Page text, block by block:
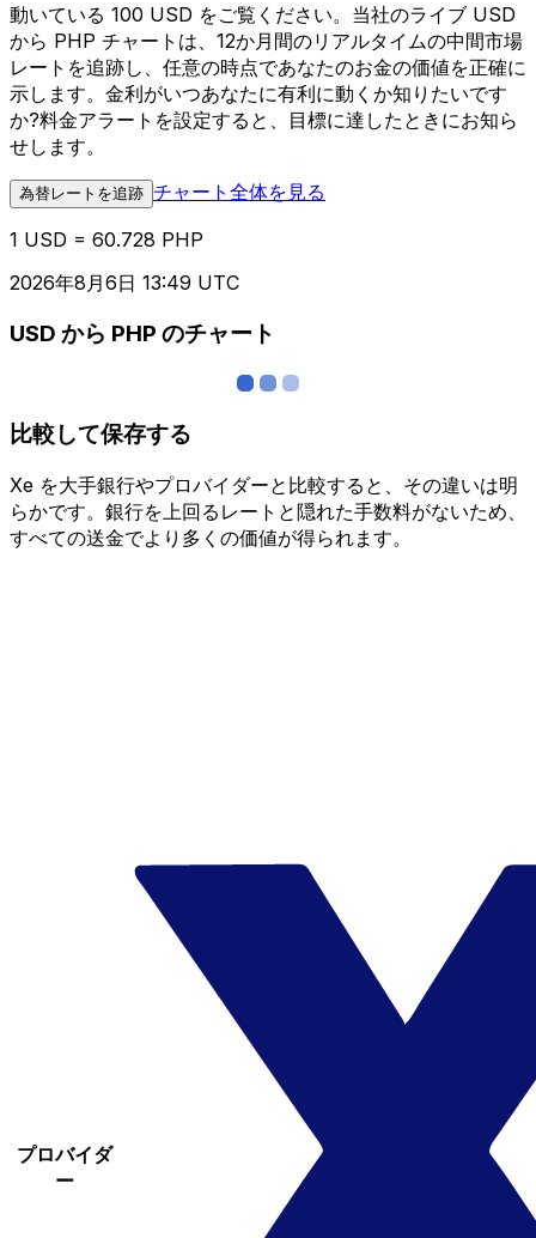
動いている 100 USD をご覧ください。当社のライブ USD
から PHP チャートは、12か月間のリアルタイムの中間市場
レートを追跡し、任意の時点であなたのお金の価値を正確に
示します。金利がいつあなたに有利に動くか知りたいです
か?料金アラートを設定すると、目標に達したときにお知ら
せします。
為替レートを追跡 チャート全体を見る
1 USD = 60.728 PHP
2026年8月6日 13:49 UTC
USD から PHP のチャート
比較して保存する
Xe を大手銀行やプロバイダーと比較すると、その違いは明
らかです。銀行を上回るレートと隠れた手数料がないため、
すべての送金でより多くの価値が得られます。
プロバイダ
ー